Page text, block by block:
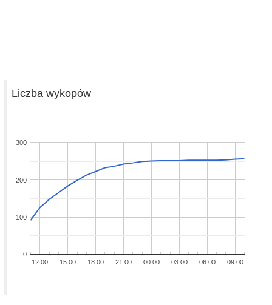
Liczba wykopów
12:00 15:00 18:00 21:00 00:00 03:00 06:00 09:00
0
100
200
300